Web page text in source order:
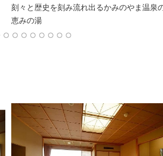
刻々と歴史を刻み流れ出るかみのやま温泉
恵みの湯